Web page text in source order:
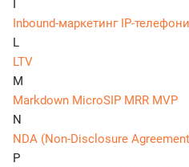
Inbound-маркетинг IP-
L
LTV
M
Markdown MicroSIP MRR MVP
N
NDA (Non-Disclosure
P